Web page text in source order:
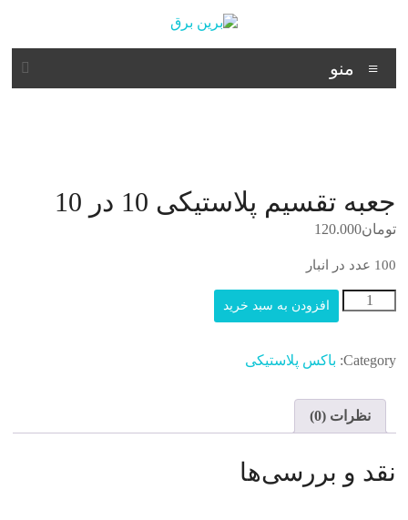
محتوا
برین
برق
منو
جعبه تقسیم پلاستیکی 10 در 10
تومان120.000
100 عدد در انبار
تقسیم
در
افزودن به سبد خرید
Category: باکس پلاستیکی
نظرات (0)
نقد و بررسی‌ها